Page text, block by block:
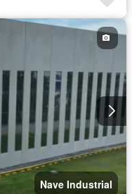
Nave Industrial